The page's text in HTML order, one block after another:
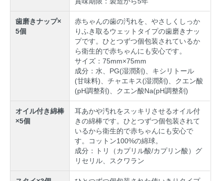
歯磨きナップ×
5個
赤ちゃんの歯の汚れを、やさしくしっか
りふき取るウェットタイプの歯磨きナッ
プです。ひとつずつ個包装されているか
ら衛生的で赤ちゃんにも安心です。
サイズ：75mm×75mm
成分：水、PG(湿潤剤)、キシリトール
(甘味料)、チャエキス(湿潤剤)、クエン酸
(pH調整剤)、クエン酸Na(pH調整剤)
オイル付き綿棒
×5個
耳あかや汚れをスッキリさせるオイル付
きの綿棒です。ひとつずつ個包装されて
いるから衛生的で赤ちゃんにも安心で
す。コットン100%の綿球。
成分：トリ（カプリル酸/カプリン酸）グ
リセリル、スクワラン